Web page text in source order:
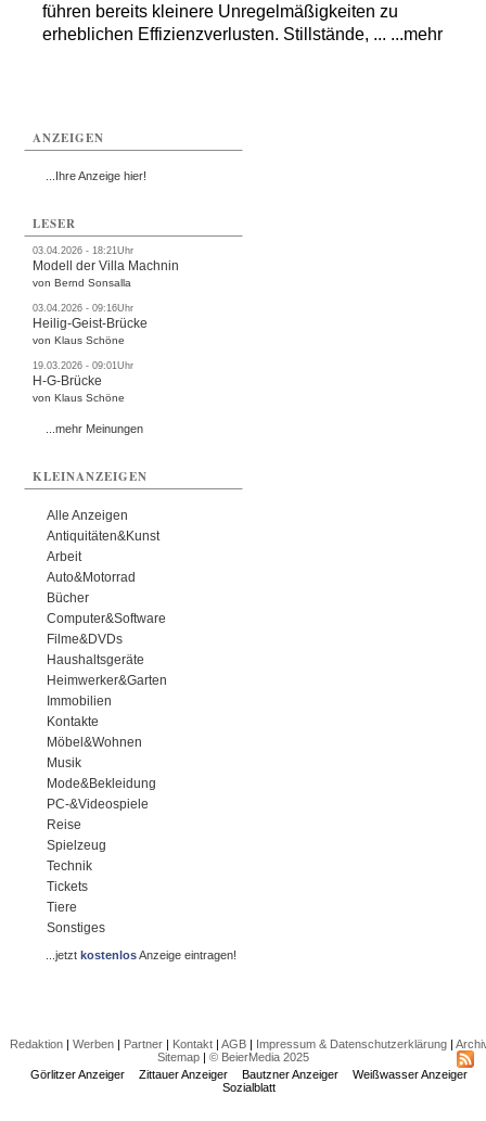
führen bereits kleinere Unregelmäßigkeiten zu
erheblichen Effizienzverlusten. Stillstände, ... ...mehr
ANZEIGEN
...Ihre Anzeige hier!
LESER
03.04.2026 - 18:21Uhr
Modell der Villa Machnin
von Bernd Sonsalla
03.04.2026 - 09:16Uhr
Heilig-Geist-Brücke
von Klaus Schöne
19.03.2026 - 09:01Uhr
H-G-Brücke
von Klaus Schöne
...mehr Meinungen
KLEINANZEIGEN
Alle Anzeigen
Antiquitäten&Kunst
Arbeit
Auto&Motorrad
Bücher
Computer&Software
Filme&DVDs
Haushaltsgeräte
Heimwerker&Garten
Immobilien
Kontakte
Möbel&Wohnen
Musik
Mode&Bekleidung
PC-&Videospiele
Reise
Spielzeug
Technik
Tickets
Tiere
Sonstiges
...jetztkostenlosAnzeige eintragen!
Redaktion| Werben| Partner| Kontakt| AGB| Impressum & Datenschutzerklärung|
Sitemap| © BeierMedia 2025
Görlitzer Anzeiger
Zittauer Anzeiger Bautzner Anzeiger
Weißwasser Anzeiger
Sozialblatt